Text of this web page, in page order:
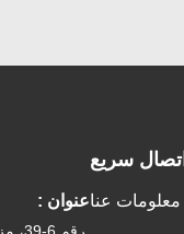
اتصال سريع
معلومات عناعنوان :